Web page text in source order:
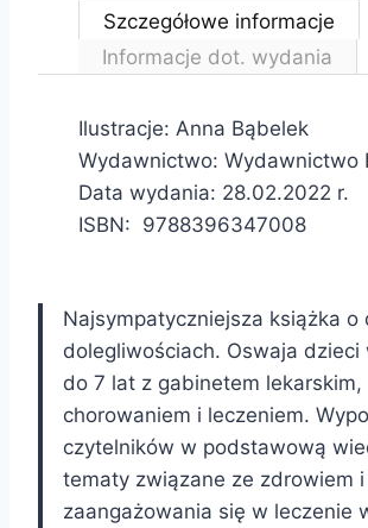
Szczegółowe informacje
Informacje dot. wydania
Ilustracje: Anna Bąbelek
Wydawnictwo: Wydawnictwo
Data wydania: 28.02.2022 r.
ISBN: 9788396347008
Najsympatyczniejsza książka o
dolegliwościach. Oswaja
do 7 lat z gabinetem lekarskim,
chorowaniem i leczeniem.
czytelników w podstawową
tematy związane ze zdrowiem
zaangażowania się w leczenie